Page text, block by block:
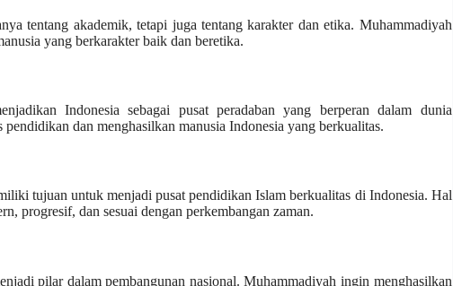
tentang akademik, tetapi juga tentang karakter dan etika. Muhammadiyah
yang berkarakter baik dan beretika.
Indonesia sebagai pusat peradaban yang berperan dalam dunia
dan menghasilkan manusia Indonesia yang berkualitas.
tujuan untuk menjadi pusat pendidikan Islam berkualitas di Indonesia. Hal
progresif, dan sesuai dengan perkembangan zaman.
pilar dalam pembangunan nasional. Muhammadiyah ingin menghasilkan